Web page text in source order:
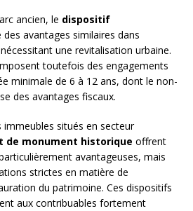
ancien, le dispositif
des avantages similaires dans
une revitalisation urbaine.
toutefois des engagements
minimale de 6 à 12 ans, dont le non-
des avantages fiscaux.
immeubles situés en secteur
de monument historique offrent
avantageuses, mais
strictes en matière de
du patrimoine. Ces dispositifs
aux contribuables fortement